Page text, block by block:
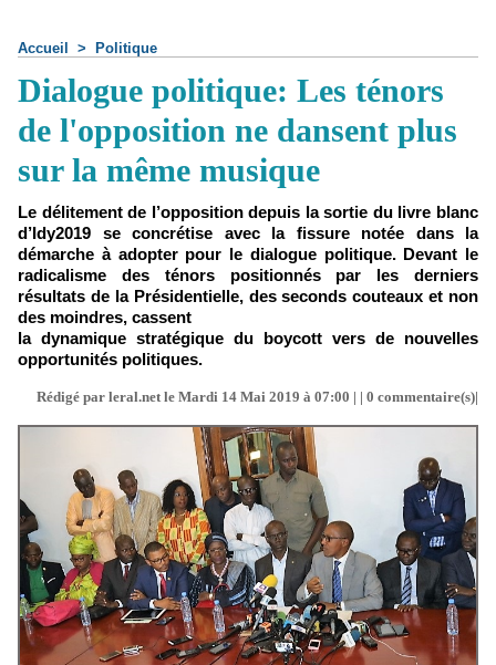
Accueil > Politique
Dialogue politique: Les ténors
de l'opposition ne dansent plus
sur la même musique
Le délitement de l’opposition depuis la sortie du livre blanc
d’Idy2019 se concrétise avec la fissure notée dans la
démarche à adopter pour le dialogue politique. Devant le
radicalisme des ténors positionnés par les derniers
résultats de la Présidentielle, des seconds couteaux et non
des moindres, cassent
la dynamique stratégique du boycott vers de nouvelles
opportunités politiques.
Rédigé par leral.net le Mardi 14 Mai 2019 à 07:00 | | 0 commentaire(s)|